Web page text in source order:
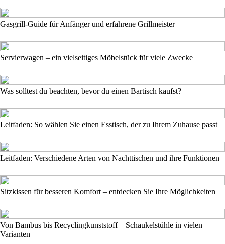
Gasgrill-Guide für Anfänger und erfahrene Grillmeister
Servierwagen – ein vielseitiges Möbelstück für viele Zwecke
Was solltest du beachten, bevor du einen Bartisch kaufst?
Leitfaden: So wählen Sie einen Esstisch, der zu Ihrem Zuhause passt
Leitfaden: Verschiedene Arten von Nachttischen und ihre Funktionen
Sitzkissen für besseren Komfort – entdecken Sie Ihre Möglichkeiten
Von Bambus bis Recyclingkunststoff – Schaukelstühle in vielen
Varianten